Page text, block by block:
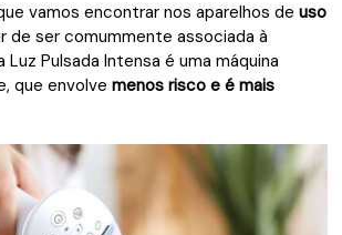
vamos encontrar nos aparelhos deuso
de ser comummente associada à
Luz Pulsada Intensa é uma máquina
que envolvemenos risco e é mais